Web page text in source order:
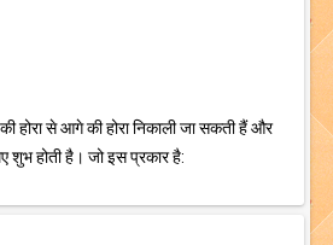
होरा से आगे की होरा निकाली जा सकती हैं और
शुभ होती है। जो इस प्रकार है: